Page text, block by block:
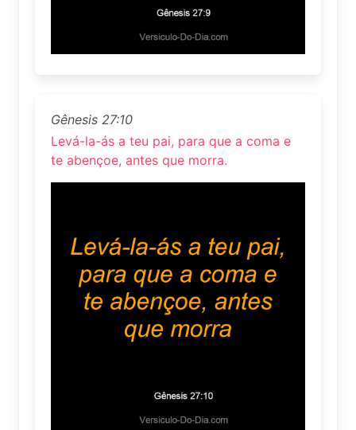
Gênesis 27:10
Levá-la-ás a teu pai, para que a coma e
te abençoe, antes que morra.